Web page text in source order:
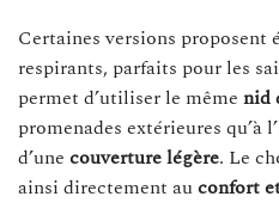
Certaines versions proposent
respirants, parfaits pour les
permet d’utiliser le même nid
promenades extérieures qu’à
d’une couverture légère. Le
ainsi directement auconfort